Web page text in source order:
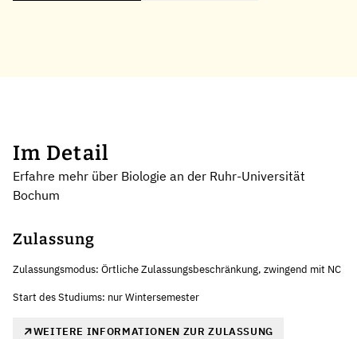
Im Detail
Erfahre mehr über Biologie an der Ruhr-Universität
Bochum
Zulassung
Zulassungsmodus: Örtliche Zulassungsbeschränkung, zwingend mit NC
Start des Studiums: nur Wintersemester
WEITERE INFORMATIONEN ZUR ZULASSUNG